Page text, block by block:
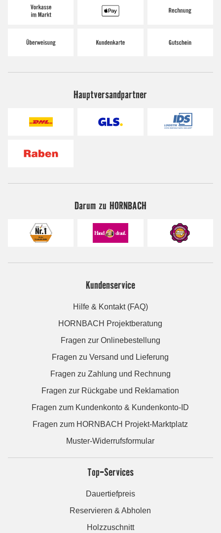
Hauptversandpartner
Darum zu HORNBACH
Kundenservice
Hilfe & Kontakt (FAQ)
HORNBACH Projektberatung
Fragen zur Onlinebestellung
Fragen zu Versand und Lieferung
Fragen zu Zahlung und Rechnung
Fragen zur Rückgabe und Reklamation
Fragen zum Kundenkonto & Kundenkonto-ID
Fragen zum HORNBACH Projekt-Marktplatz
Muster-Widerrufsformular
Top-Services
Dauertiefpreis
Reservieren & Abholen
Holzzuschnitt